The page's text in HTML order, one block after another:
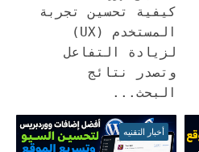
كيفية تحسين تجربة
المستخدم (UX)
لزيادة التفاعل
وتصدر نتائج
البحث...
أخبار التقنيه